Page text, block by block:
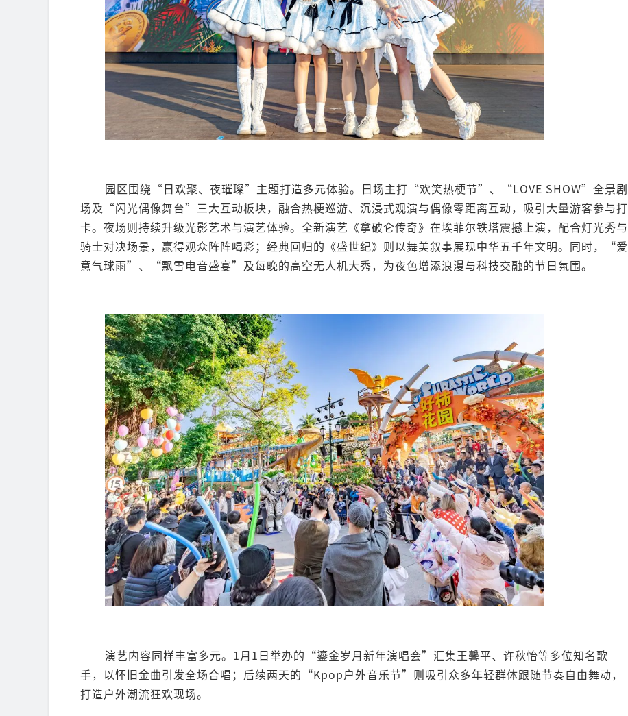
园区围绕“日欢聚、夜璀璨”主题打造多元体验。日场主打“欢笑热梗节”、“LOVE SHOW”全景剧
场及“闪光偶像舞台”三大互动板块，融合热梗巡游、沉浸式观演与偶像零距离互动，吸引大量游客参与打
卡。夜场则持续升级光影艺术与演艺体验。全新演艺《拿破仑传奇》在埃菲尔铁塔震撼上演，配合灯光秀与
骑士对决场景，赢得观众阵阵喝彩；经典回归的《盛世纪》则以舞美叙事展现中华五千年文明。同时，“爱
意气球雨”、“飘雪电音盛宴”及每晚的高空无人机大秀，为夜色增添浪漫与科技交融的节日氛围。
演艺内容同样丰富多元。1月1日举办的“鎏金岁月新年演唱会”汇集王馨平、许秋怡等多位知名歌
手，以怀旧金曲引发全场合唱；后续两天的“Kpop户外音乐节”则吸引众多年轻群体跟随节奏自由舞动，
打造户外潮流狂欢现场。